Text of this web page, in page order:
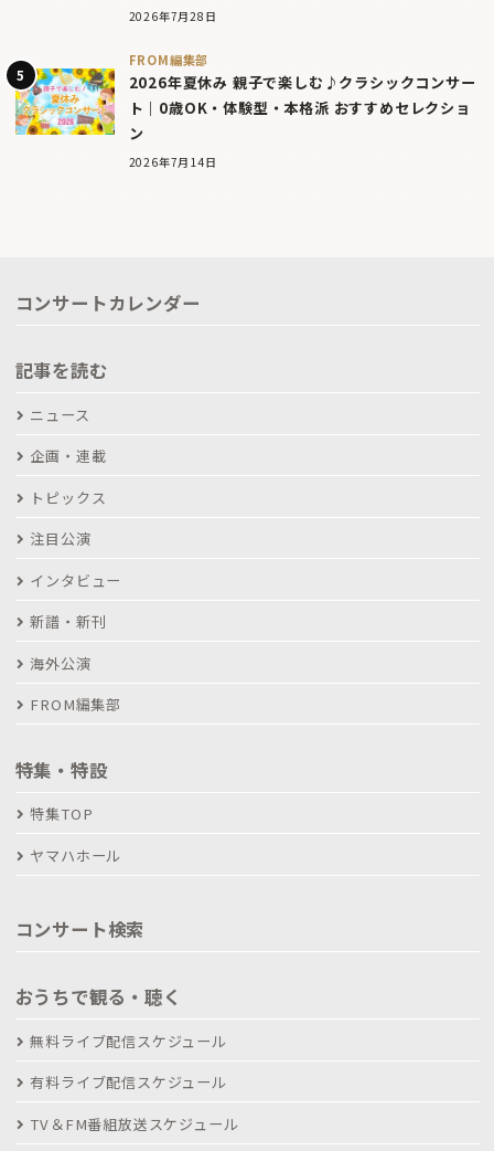
2026年7月28日
FROM編集部
2026年夏休み 親子で楽しむ♪クラシックコンサー
ト｜0歳OK・体験型・本格派 おすすめセレクショ
ン
2026年7月14日
コンサートカレンダー
記事を読む
ニュース
企画・連載
トピックス
注目公演
インタビュー
新譜・新刊
海外公演
FROM編集部
特集・特設
特集TOP
ヤマハホール
コンサート検索
おうちで観る・聴く
無料ライブ配信スケジュール
有料ライブ配信スケジュール
TV＆FM番組放送スケジュール